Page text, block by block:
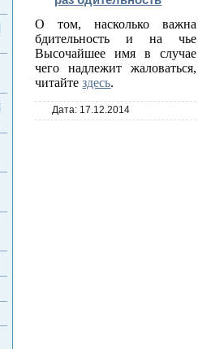
О том, насколько важна
бдительность и на чье
Высочайшее имя в случае
чего надлежит жаловаться,
читайтездесь.
Дата: 17.12.2014